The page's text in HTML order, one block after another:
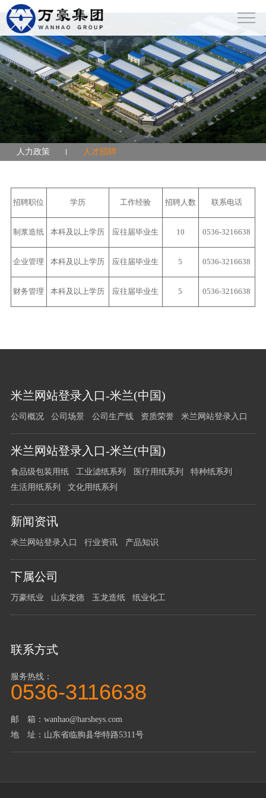
米兰网站登录入口
人力政策 人才招聘
招聘职位 学历 工作经验 招聘人数 联系电话
制浆造纸 本科及以上学历 应往届毕业生 10 0536-3216638
企业管理 本科及以上学历 应往届毕业生 5 0536-3216638
财务管理 本科及以上学历 应往届毕业生 5 0536-3216638
米兰网站登录入口-米兰(中国)
公司概况 公司场景 公司生产线 资质荣誉 米兰网站登录入口
米兰网站登录入口-米兰(中国)
食品级包装用纸 工业滤纸系列 医疗用纸系列
特种纸系列
生活用纸系列
文化用纸系列
新闻资讯
米兰网站登录入口 行业资讯 产品知识
下属公司
万豪纸业 山东龙德 玉龙造纸 纸业化工
联系方式
服务热线：
0536-3116638
邮 箱：wanhao@harsheys.com
地 址：山东省临朐县华特路5311号